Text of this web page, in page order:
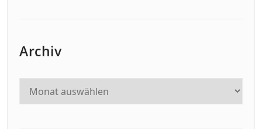
Archiv